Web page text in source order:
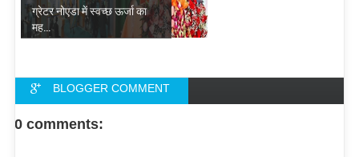
ग्रेटर नोएडा में स्वच्छ ऊर्जा का
मह...
BLOGGER COMMENT
FACEBOOK COMMENT
0 comments: